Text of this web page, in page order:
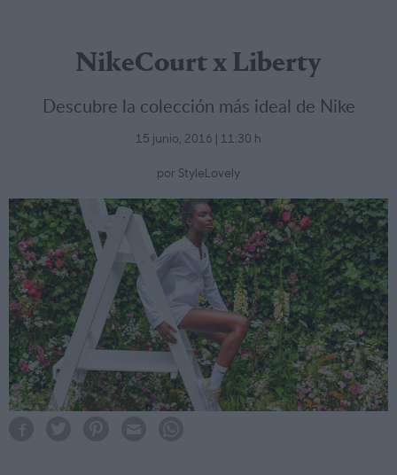
NikeCourt x Liberty
Descubre la colección más ideal de Nike
15 junio, 2016 | 11:30 h
por StyleLovely